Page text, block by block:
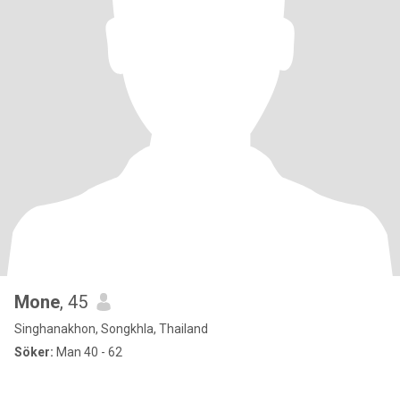
Mone, 45
Singhanakhon, Songkhla, Thailand
Söker: Man 40 - 62